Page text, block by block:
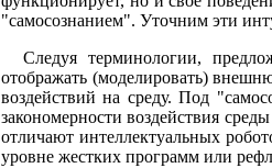
"самосознанием". Уточним эти
Следуя терминологии,
отображать (моделировать)
воздействий на среду. Под
закономерности воздействия
отличают интеллектуальных
уровне жестких программ или